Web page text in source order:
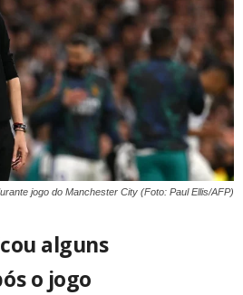
jogo do Manchester City (Foto: Paul Ellis/AFP)
alguns
o jogo